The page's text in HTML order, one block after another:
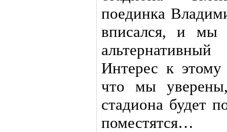
поединка
вписался, и мы
Интерес к
что мы
стадиона будет
поместятся…